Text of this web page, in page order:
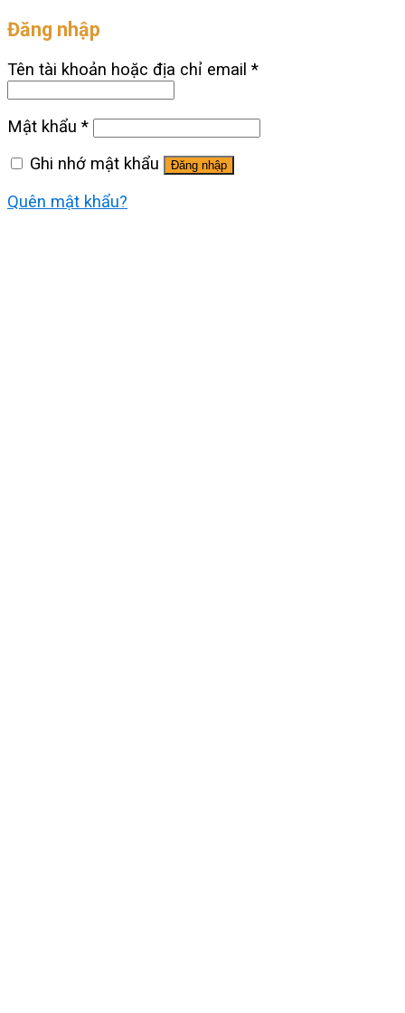
Đăng nhập
Tên tài khoản hoặc địa chỉ email *
Mật khẩu *
Ghi nhớ mật khẩu
Đăng nhập
Quên mật khẩu?